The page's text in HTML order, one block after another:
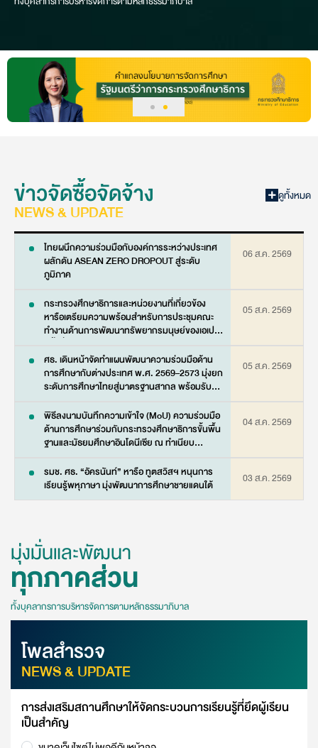
ดูทั้งหมด
ข่าวจัดซื้อจัดจ้าง
NEWS & UPDATE
ไทยผนึกความร่วมมือกับองค์การระหว่างประเทศ
ผลักดัน ASEAN ZERO DROPOUT สู่ระดับ
ภูมิภาค
06 ส.ค. 2569
กระทรวงศึกษาธิการและหน่วยงานที่เกี่ยวข้อง
หารือเตรียมความพร้อมสำหรับการประชุมคณะ
ทำงานด้านการพัฒนาทรัพยากรมนุษย์ของเอเปค
05 ส.ค. 2569
ศธ. เดินหน้าจัดทำแผนพัฒนาความร่วมมือด้าน
การศึกษากับต่างประเทศ พ.ศ. 2569–2573 มุ่งยก
ระดับการศึกษาไทยสู่มาตรฐานสากล พร้อมรับยุค
05 ส.ค. 2569
พิธีลงนามบันทึกความเข้าใจ (MoU) ความร่วมมือ
ด้านการศึกษาร่วมกับกระทรวงศึกษาธิการขั้นพื้น
ฐานและมัธยมศึกษาอินโดนีเซีย ณ ทำเนียบ
04 ส.ค. 2569
รมช. ศธ. “อัครนันท์” หารือ ทูตสวิสฯ หนุนการ
เรียนรู้พหุภาษา มุ่งพัฒนาการศึกษาชายแดนใต้
03 ส.ค. 2569
มุ่งมั่นและพัฒนา
ทุกภาคส่วน
ทั้งบุคลากรการบริหารจัดการตามหลักธรรมาภิบาล
โพลสำรวจ
NEWS & UPDATE
การส่งเสริมสถานศึกษาให้จัดกระบวนการเรียนรู้ที่ยึดผู้เรียน
เป็นสำคัญ